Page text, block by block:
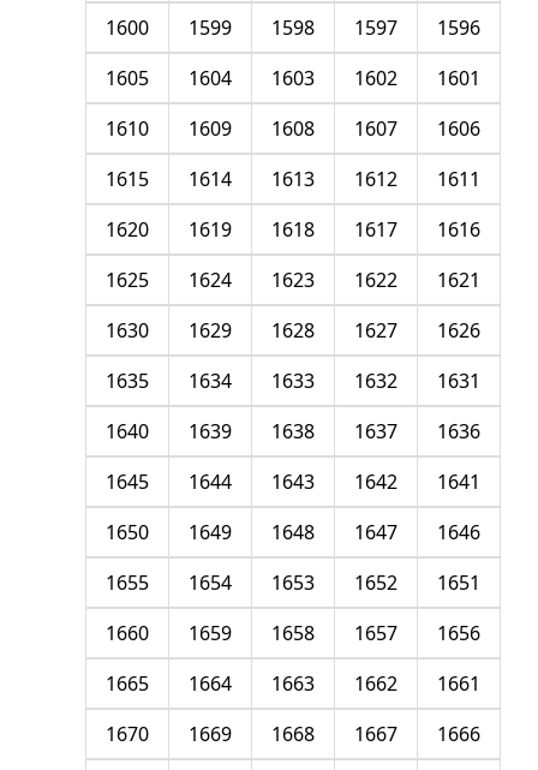
1596
1597
1598
1599
1600
1601
1602
1603
1604
1605
1606
1607
1608
1609
1610
1611
1612
1613
1614
1615
1616
1617
1618
1619
1620
1621
1622
1623
1624
1625
1626
1627
1628
1629
1630
1631
1632
1633
1634
1635
1636
1637
1638
1639
1640
1641
1642
1643
1644
1645
1646
1647
1648
1649
1650
1651
1652
1653
1654
1655
1656
1657
1658
1659
1660
1661
1662
1663
1664
1665
1666
1667
1668
1669
1670